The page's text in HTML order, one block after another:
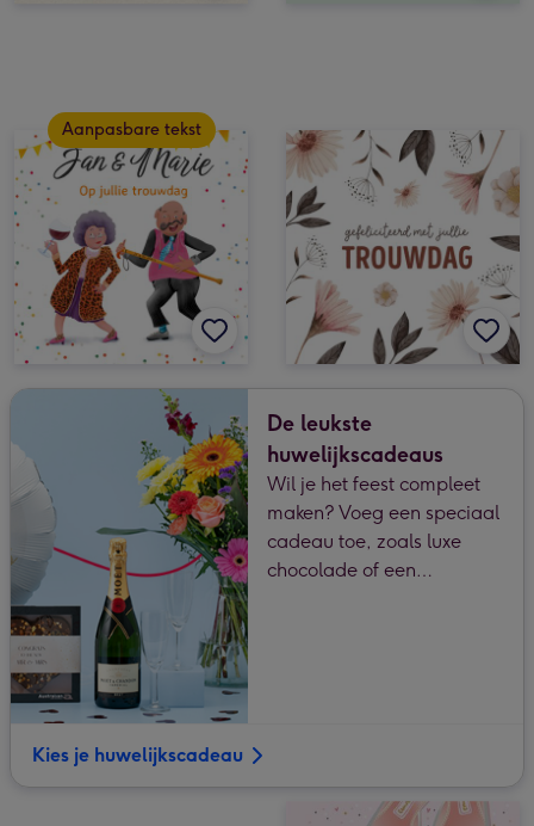
Aanpasbare tekst
De leukste
huwelijkscadeaus
Wil je het feest compleet
maken? Voeg een speciaal
cadeau toe, zoals luxe
chocolade of een
Kies je huwelijkscadeau